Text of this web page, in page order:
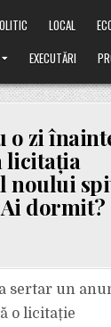
LOCAL
EXECUTĂRI
o zi
licitația
noului
Ai dormit?
sertar un
o licitație